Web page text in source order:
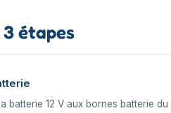
étapes
batterie 12 V aux bornes batterie du